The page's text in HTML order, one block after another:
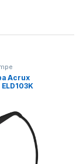
Acrux